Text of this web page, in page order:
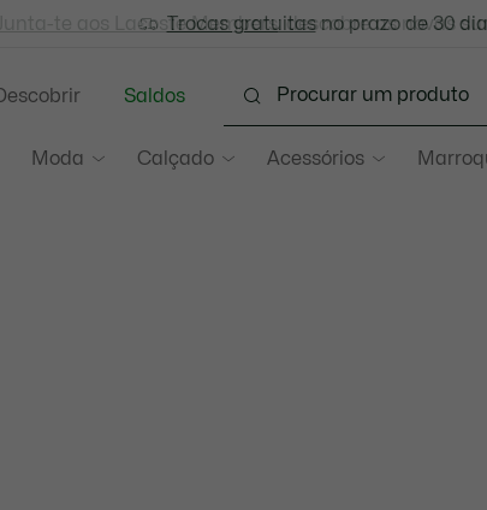
Trocas gratuitasno prazo de 30
Junta-te aos Lacoste Members: descobre as novas
Moda Calçado Acessórios
Descobrir Saldos